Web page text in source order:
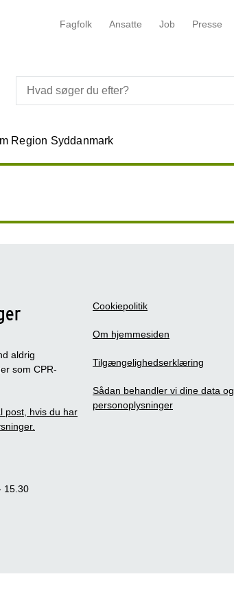
Fagfolk Ansatte Job Presse
Region Syddanmark
aldrig
som CPR-
post, hvis du har
15.30
Cookiepolitik
Om hjemmesiden
Tilgængelighedserklæring
Sådan behandler vi dine data og
personoplysninger